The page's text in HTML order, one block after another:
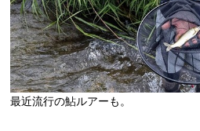
最近流行の鮎ルアーも。